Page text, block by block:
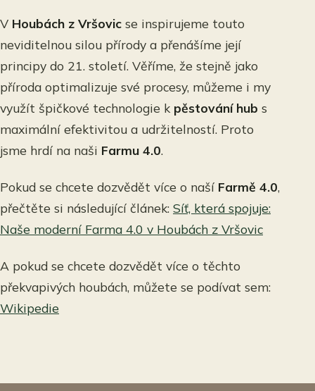
V Houbách z Vršovic se inspirujeme touto
neviditelnou silou přírody a přenášíme její
principy do 21. století. Věříme, že stejně jako
příroda optimalizuje své procesy, můžeme i my
využít špičkové technologie k pěstování hub s
maximální efektivitou a udržitelností. Proto
jsme hrdí na naši Farmu 4.0.
Pokud se chcete dozvědět více o naší Farmě 4.0,
přečtěte si následující článek: Síť, která spojuje:
Naše moderní Farma 4.0 v Houbách z Vršovic
A pokud se chcete dozvědět více o těchto
překvapivých houbách, můžete se podívat sem:
Wikipedie